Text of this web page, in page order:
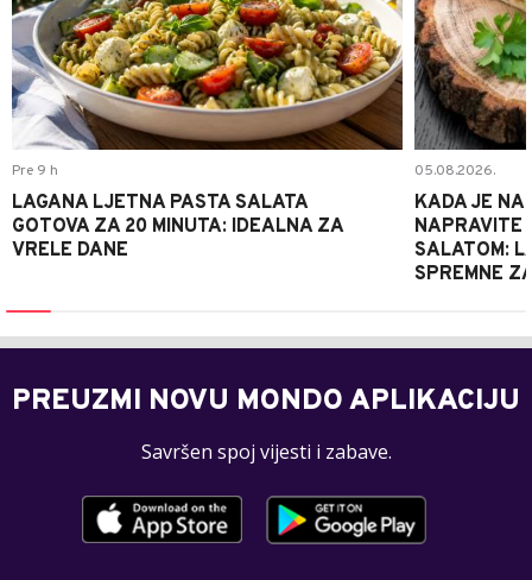
Pre 9 h
LAGANA LJETNA PASTA SALATA
GOTOVA ZA 20 MINUTA: IDEALNA ZA
VRELE DANE
05.08.2026.
KADA JE
NAPRAVITE
SALATOM:
SPREMNE
PREUZMI NOVU MONDO APLIKACIJU
Savršen spoj vijesti i zabave.